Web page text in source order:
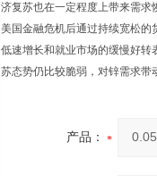
济复苏也在一定程度上带来需求
美国金融危机后通过持续宽松的
低速增长和就业市场的缓慢好转
苏态势仍比较脆弱，对锌需求带
产品：